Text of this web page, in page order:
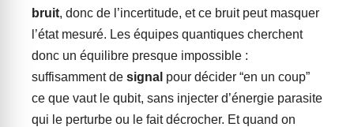
bruit, donc de l’incertitude, et ce bruit peut masquer
l’état mesuré. Les équipes quantiques cherchent
donc un équilibre presque impossible :
suffisamment de signal pour décider “en un coup”
ce que vaut le qubit, sans injecter d’énergie parasite
qui le perturbe ou le fait décrocher. Et quand on